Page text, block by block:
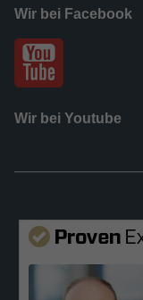
Wir bei Facebook
Wir bei Youtube